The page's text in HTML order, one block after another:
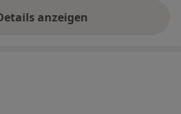
anzeigen
über Erfahrungen